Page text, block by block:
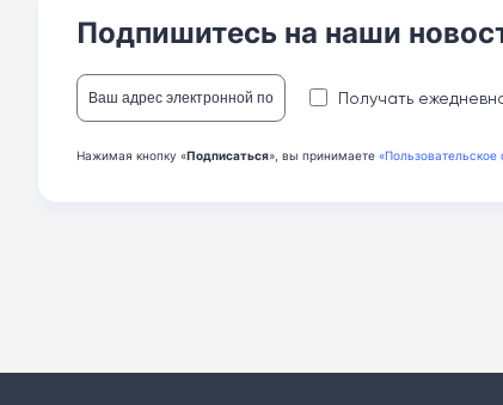
Подпишитесь на наши
Получать
Нажимая кнопку «Подписаться», вы принимаете «Пользовательское